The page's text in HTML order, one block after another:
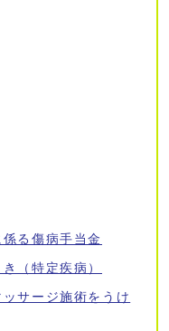
る傷病手当金
（特定疾病）
サージ施術をうけ